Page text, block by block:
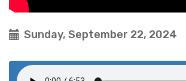
Sunday, September 22, 2024